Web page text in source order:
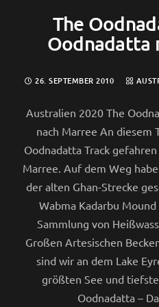
The
Oodnadatta
26. SEPTEMBER 2010
Australien 2020 The
nach Marree An diesem
Oodnadatta Track
Marree. Auf dem Weg
der alten Ghan-Strecke
Wabma Kadarbu
Sammlung von
Großen Artesischen
sind wir an dem Lake
größten See und
Oodnadatta –